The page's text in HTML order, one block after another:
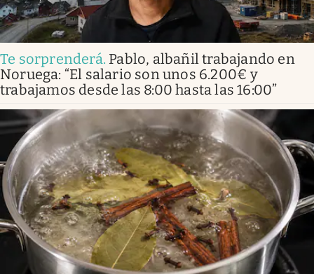
Te sorprenderá. Pablo, albañil trabajando en
Noruega: “El salario son unos 6.200€ y
trabajamos desde las 8:00 hasta las 16:00”